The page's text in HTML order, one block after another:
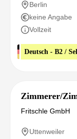
Berlin
keine Angabe
Vollzeit
Deutsch - B2 /
Zimmerer/
Fritschle GmbH
Uttenweiler